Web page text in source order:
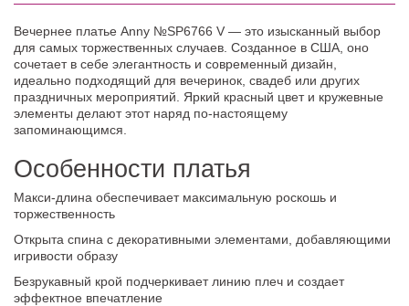
Вечернее платье Anny №SP6766 V — это изысканный выбор
для самых торжественных случаев. Созданное в США, оно
сочетает в себе элегантность и современный дизайн,
идеально подходящий для вечеринок, свадеб или других
праздничных мероприятий. Яркий красный цвет и кружевные
элементы делают этот наряд по-настоящему
запоминающимся.
Особенности платья
Макси-длина обеспечивает максимальную роскошь и
торжественность
Открыта спина с декоративными элементами, добавляющими
игривости образу
Безрукавный крой подчеркивает линию плеч и создает
эффектное впечатление